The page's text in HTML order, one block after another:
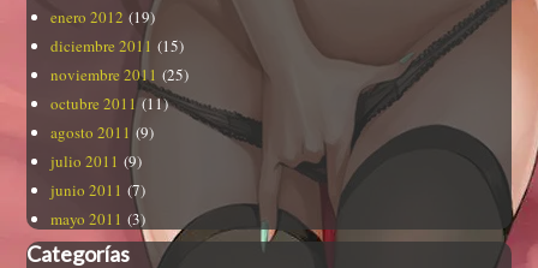
enero 2012 (19)
diciembre 2011 (15)
noviembre 2011 (25)
octubre 2011(11)
agosto 2011 (9)
julio 2011 (9)
junio 2011 (7)
mayo 2011 (3)
Categorías